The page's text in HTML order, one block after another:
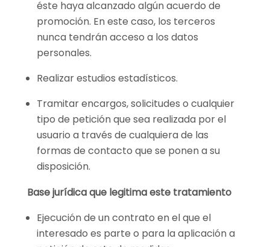
éste haya alcanzado algún acuerdo de
promoción. En este caso, los terceros
nunca tendrán acceso a los datos
personales.
Realizar estudios estadísticos.
Tramitar encargos, solicitudes o cualquier
tipo de petición que sea realizada por el
usuario a través de cualquiera de las
formas de contacto que se ponen a su
disposición.
Base jurídica que legitima este tratamiento
Ejecución de un contrato en el que el
interesado es parte o para la aplicación a